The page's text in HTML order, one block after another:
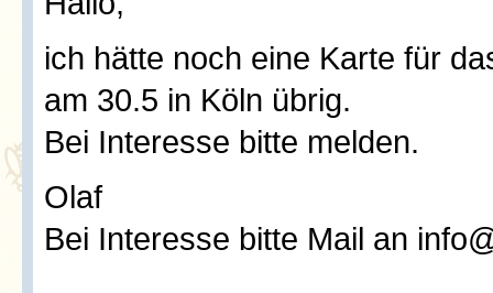
ich hätte noch eine Karte für
am 30.5 in Köln übrig.
Bei Interesse bitte melden.
Olaf
Bei Interesse bitte Mail an